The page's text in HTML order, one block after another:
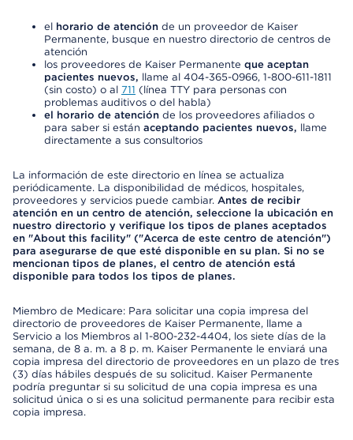
el horario de atención de un proveedor de Kaiser
Permanente, busque en nuestro directorio de centros de
atención
los proveedores de Kaiser Permanente que aceptan
pacientes nuevos, llame al 404-365-0966, 1-800-611-1811
(sin costo) o al 711 (línea TTY para personas con
problemas auditivos o del habla)
el horario de atención de los proveedores afiliados o
para saber si están aceptando pacientes nuevos, llame
directamente a sus consultorios
La información de este directorio en línea se actualiza
periódicamente. La disponibilidad de médicos, hospitales,
proveedores y servicios puede cambiar. Antes de recibir
atención en un centro de atención, seleccione la ubicación en
nuestro directorio y verifique los tipos de planes aceptados
en "About this facility" ("Acerca de este centro de atención")
para asegurarse de que esté disponible en su plan. Si no se
mencionan tipos de planes, el centro de atención está
disponible para todos los tipos de planes.
Miembro de Medicare: Para solicitar una copia impresa del
directorio de proveedores de Kaiser Permanente, llame a
Servicio a los Miembros al 1-800-232-4404, los siete días de la
semana, de 8 a. m. a 8 p. m. Kaiser Permanente le enviará una
copia impresa del directorio de proveedores en un plazo de tres
(3) días hábiles después de su solicitud. Kaiser Permanente
podría preguntar si su solicitud de una copia impresa es una
solicitud única o si es una solicitud permanente para recibir esta
copia impresa.